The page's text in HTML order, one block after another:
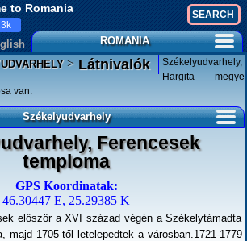
to Romania
ROMANIA
>Látnivalók
Székelyudvarhely,
Hargita megye
van.
Székelyudvarhely
Ferencesek
temploma
GPS Koordinatak:
46.30447 E, 25.29385 K
először a XVI század végén a Székelytámadta
majd 1705-től letelepedtek a városban.1721-1779